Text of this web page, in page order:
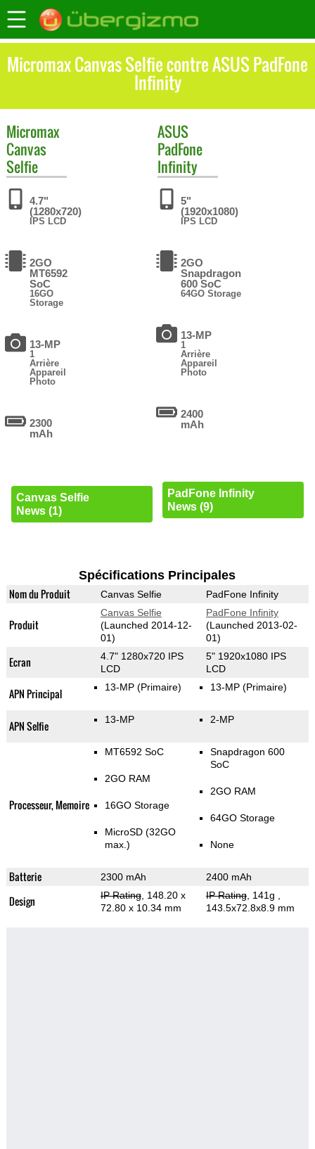
Micromax Canvas Selfie contre ASUS PadFone
Infinity
Micromax
Canvas
Selfie
4.7"
(1280x720)
IPS LCD
2GO
MT6592
SoC
16GO
Storage
13-MP
1
Arrière
Appareil
Photo
2300
mAh
Canvas Selfie
News (1)
ASUS
PadFone
Infinity
5"
(1920x1080)
IPS LCD
2GO
Snapdragon
600 SoC
64GO Storage
13-MP
1
Arrière
Appareil
Photo
2400
mAh
PadFone Infinity
News (9)
Spécifications Principales
Nom du Produit Canvas Selfie PadFone Infinity
Produit
Canvas Selfie
(Launched 2014-12-
01)
PadFone Infinity
(Launched 2013-02-
01)
Ecran
4.7" 1280x720 IPS
LCD
5" 1920x1080 IPS
LCD
APN Principal 13-MP (Primaire) 13-MP (Primaire)
APN Selfie 13-MP 2-MP
Processeur, Memoire
MT6592 SoC
2GO RAM
16GO Storage
MicroSD (32GO
max.)
Snapdragon 600
SoC
2GO RAM
64GO Storage
None
Batterie 2300 mAh 2400 mAh
Design IP Rating, 148.20 x
72.80 x 10.34 mm
IP Rating, 141g
143.5x72.8x8.9 mm